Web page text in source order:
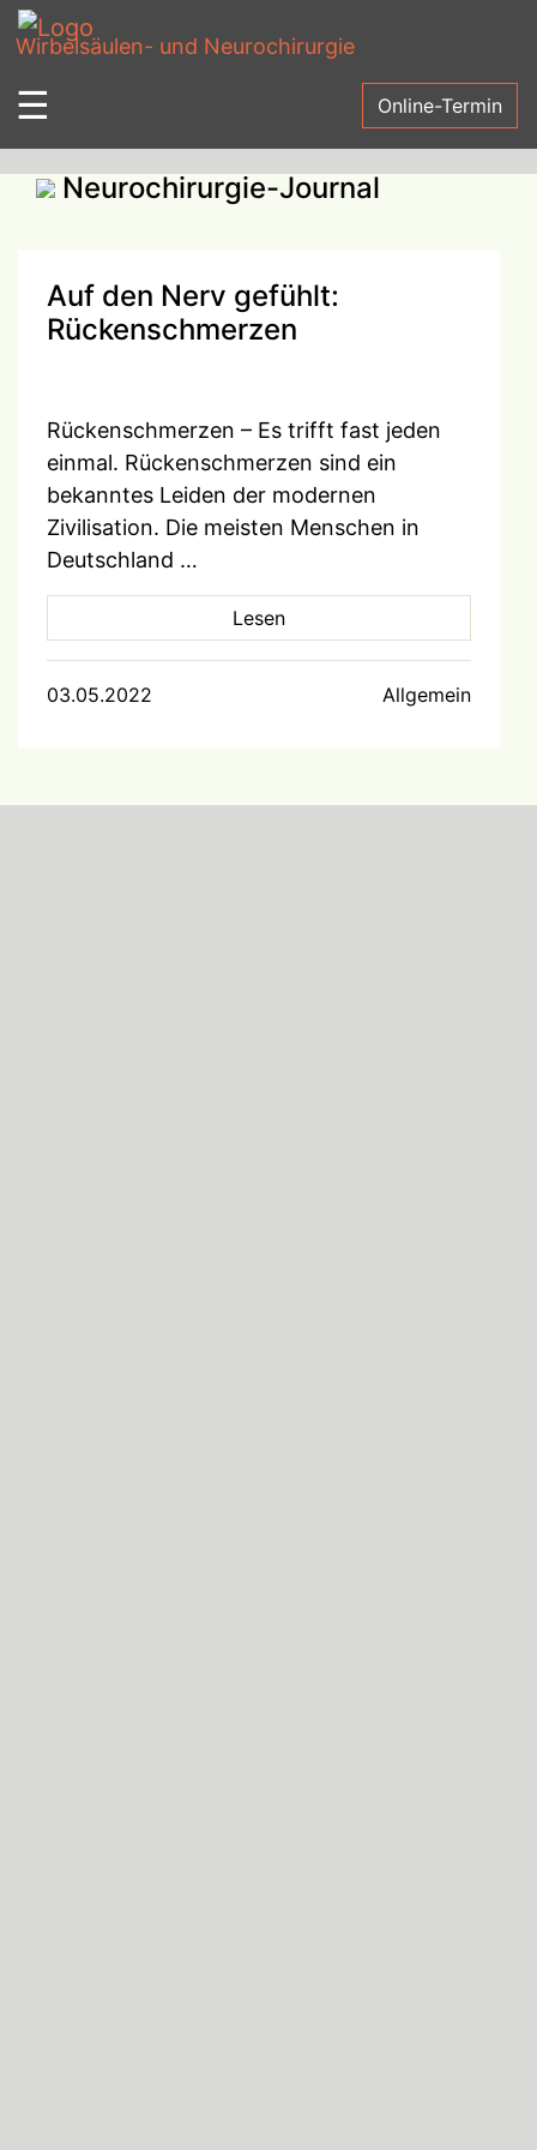
Wirbelsäulen- und Neurochirurgie
☰ Online-Termin
Neurochirurgie-Journal
Auf den Nerv gefühlt:
Rückenschmerzen
Rückenschmerzen – Es trifft fast jeden
einmal. Rückenschmerzen sind ein
bekanntes Leiden der modernen
Zivilisation. Die meisten Menschen in
Deutschland …
Lesen
03.05.2022 Allgemein